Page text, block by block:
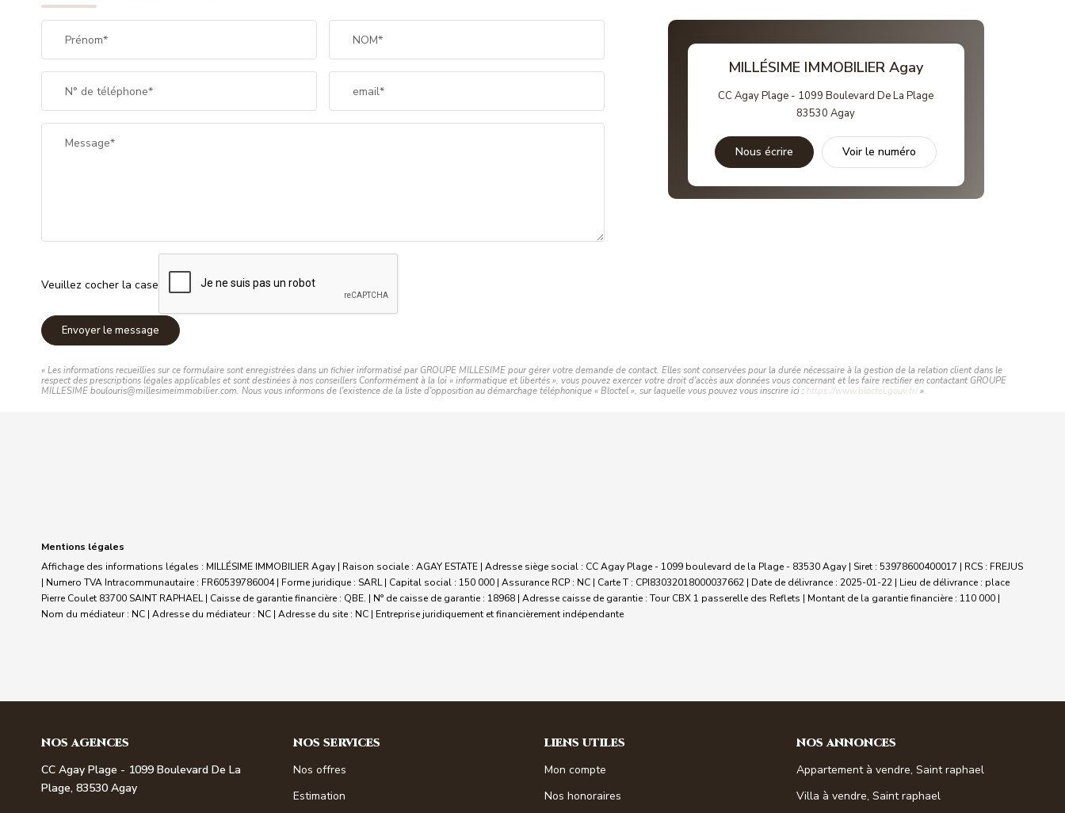
Prénom* NOM*
N° de téléphone* email*
Message*
Veuillez cocher la case
Envoyer le message
MILLÉSIME IMMOBILIER Agay
CC Agay Plage - 1099 Boulevard De La Plage
83530Agay
Nous écrire Voir le numéro
« Les informations recueillies sur ce formulaire sont enregistrées dans un fichier informatisé par GROUPE MILLESIME pour gérer votre demande de contact. Elles sont conservées pour la durée nécessaire à la gestion de la relation client dans le
respect des prescriptions légales applicables et sont destinées à nos conseillers Conformément à la loi « informatique et libertés », vous pouvez exercer votre droit d'accès aux données vous concernant et les faire rectifier en contactant GROUPE
MILLESIME boulouris@millesimeimmobilier.com. Nous vous informons de l'existence de la liste d'opposition au démarchage téléphonique « Bloctel », sur laquelle vous pouvez vous inscrire ici : https://www.bloctel.gouv.fr/»
Mentions légales
Affichage des informations légales : MILLÉSIME IMMOBILIER Agay | Raison sociale : AGAY ESTATE | Adresse siège social : CC Agay Plage - 1099 boulevard de la Plage - 83530 Agay | Siret : 53978600400017 | RCS : FREJUS
| Numero TVA Intracommunautaire : FR60539786004 | Forme juridique : SARL | Capital social : 150 000 | Assurance RCP : NC | Carte T : CPI83032018000037662 | Date de délivrance : 2025-01-22 | Lieu de délivrance : place
Pierre Coulet 83700 SAINT RAPHAEL | Caisse de garantie financière : QBE. | N° de caisse de garantie : 18968 | Adresse caisse de garantie : Tour CBX 1 passerelle des Reflets | Montant de la garantie financière : 110 000 |
Nom du médiateur : NC | Adresse du médiateur : NC | Adresse du site : NC | Entreprise juridiquement et financièrement indépendante
NOS AGENCES
CC Agay Plage - 1099 Boulevard De La
Plage, 83530 Agay
NOS SERVICES
Nos offres
Estimation
LIENS UTILES
Mon compte
Nos honoraires
NOS ANNONCES
Appartement à vendre, Saint raphael
Villa à vendre, Saint raphael